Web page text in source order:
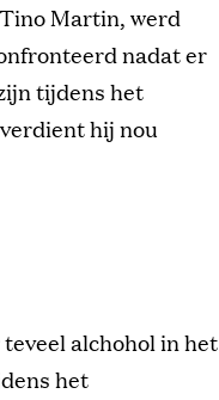
Martin, werd
nadat er
tijdens het
hij nou
alchohol in het
het